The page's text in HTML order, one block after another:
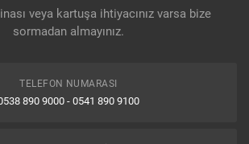
veya kartuşa ihtiyacınız varsa bize
sormadan almayınız.
TELEFON NUMARASI
890 9000 - 0541 890 9100